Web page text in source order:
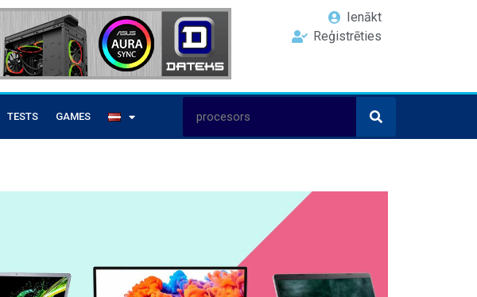
Ienākt
Reģistrēties
TESTS GAMES